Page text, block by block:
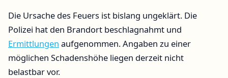
Die Ursache des Feuers ist bislang ungeklärt. Die
Polizei hat den Brandort beschlagnahmt und
Ermittlungen aufgenommen. Angaben zu einer
möglichen Schadenshöhe liegen derzeit nicht
belastbar vor.